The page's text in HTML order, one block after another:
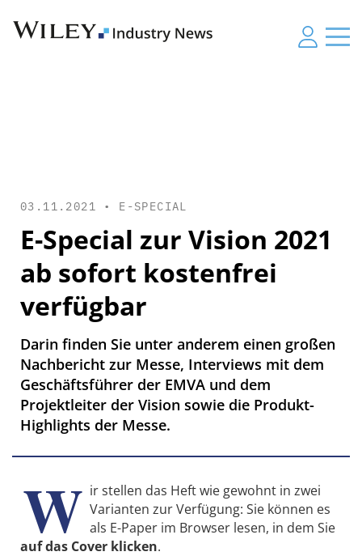
03.11.2021 • E-SPECIAL
E-Special zur Vision 2021
ab sofort kostenfrei
verfügbar
Darin finden Sie unter anderem einen großen
Nachbericht zur Messe, Interviews mit dem
Geschäftsführer der EMVA und dem
Projektleiter der Vision sowie die Produkt-
Highlights der Messe.
W ir stellen das Heft wie gewohnt in zwei
Varianten zur Verfügung: Sie können es
als E-Paper im Browser lesen, in dem Sie
auf das Cover klicken.